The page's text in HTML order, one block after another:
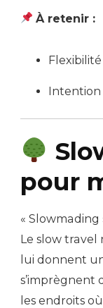
À retenir :
Intention
pour
«
Le slow travel
lui donnent
s’imprègnent
les endroits